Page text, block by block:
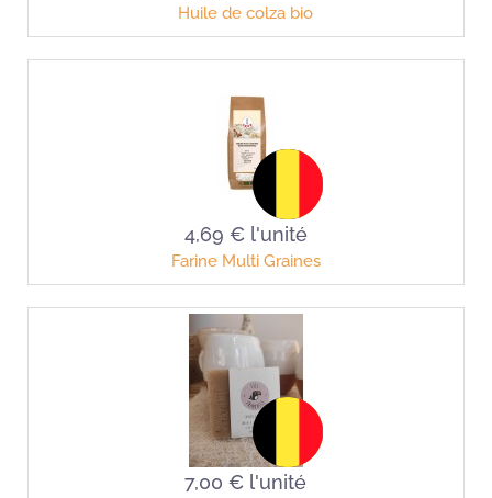
Huile de colza bio
4,69 € l'unité
Farine Multi Graines
7,00 € l'unité